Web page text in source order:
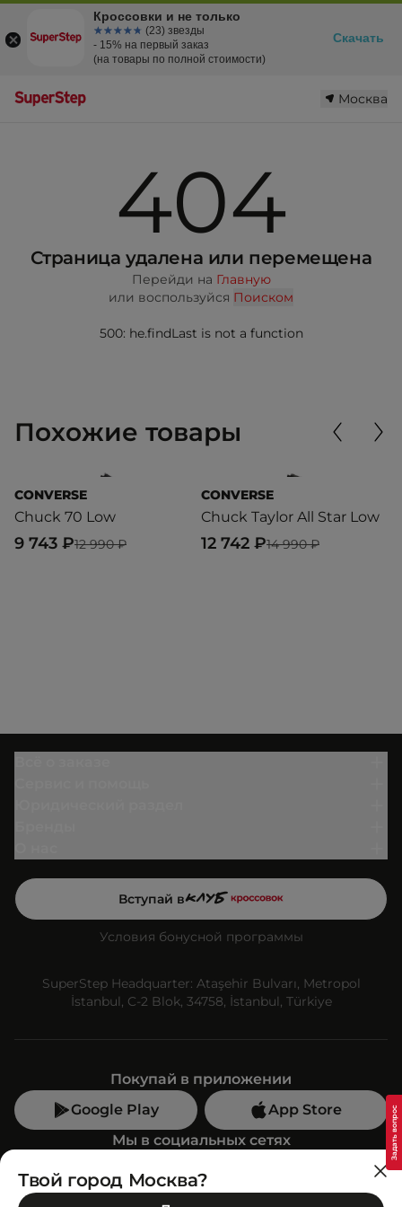
Москва
404
Страница удалена или перемещена
Перейди на Главную
или воспользуйся Поиском
500: he.findLast is not a function
Похожие товары
CONVERSE
Chuck 70 Low
12 990 ₽
9 743 ₽
CONVERSE
Chuck Taylor All Star Low
14 990 ₽
12 742 ₽
Вступай в
Условия бонусной программы
SuperStep Headquarter: Ataşehir Bulvarı, Metropol
İstanbul, C-2 Blok, 34758, İstanbul, Türkiye
Покупай в приложении
Google Play
App Store
Мы в социальных сетях
Позвони нам
Твой город Москва?
Кроссовки и не только
☆☆☆☆☆
★★★★★ (23) звезды
- 15% на первый заказ
(на товары по полной стоимости)
Скачать